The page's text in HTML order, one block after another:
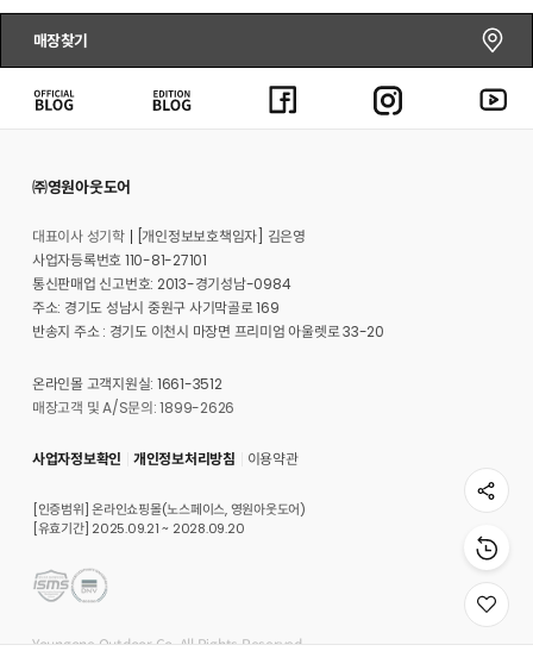
매장찾기
㈜영원아웃도어
대표이사 성기학
[개인정보보호책임자] 김은영
사업자등록번호 110-81-27101
통신판매업 신고번호: 2013-경기성남-0984
주소: 경기도 성남시 중원구 사기막골로 169
반송지 주소 : 경기도 이천시 마장면 프리미엄 아울렛로 33-20
온라인몰 고객지원실: 1661-3512
매장고객 및 A/S문의: 1899-2626
사업자정보확인 개인정보처리방침 이용약관
[인증범위] 온라인쇼핑몰(노스페이스, 영원아웃도어)
[유효기간] 2025.09.21 ~ 2028.09.20
Youngone Outdoor Co. All Rights Reserved.
위
시